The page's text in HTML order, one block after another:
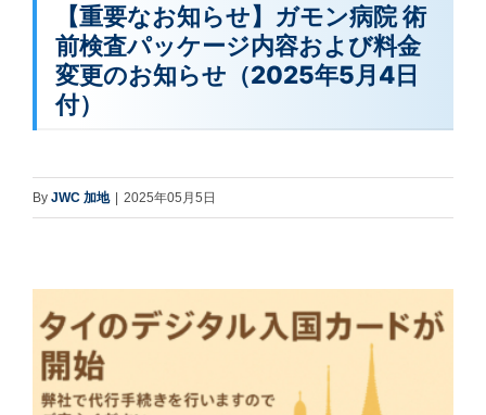
【重要なお知らせ】ガモン病院 術
前検査パッケージ内容および料金
変更のお知らせ（2025年5月4日
付）
By JWC 加地 | 2025年05月5日